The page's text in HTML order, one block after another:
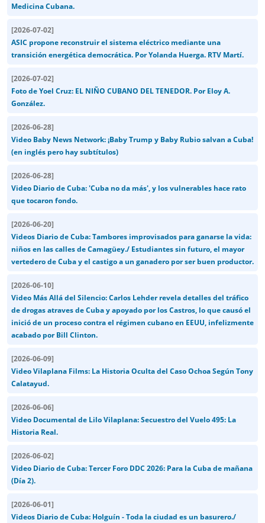
Medicina Cubana.
[2026-07-02]
ASIC propone reconstruir el sistema eléctrico mediante una
transición energética democrática. Por Yolanda Huerga. RTV Martí.
[2026-07-02]
Foto de Yoel Cruz: EL NIÑO CUBANO DEL TENEDOR. Por Eloy A.
González.
[2026-06-28]
Video Baby News Network: ¡Baby Trump y Baby Rubio salvan a Cuba!
(en inglés pero hay subtítulos)
[2026-06-28]
Video Diario de Cuba: 'Cuba no da más', y los vulnerables hace rato
que tocaron fondo.
[2026-06-20]
Videos Diario de Cuba: Tambores improvisados para ganarse la vida:
niños en las calles de Camagüey./ Estudiantes sin futuro, el mayor
vertedero de Cuba y el castigo a un ganadero por ser buen productor.
[2026-06-10]
Video Más Allá del Silencio: Carlos Lehder revela detalles del tráfico
de drogas atraves de Cuba y apoyado por los Castros, lo que causó el
inició de un proceso contra el régimen cubano en EEUU, infelizmente
acabado por Bill Clinton.
[2026-06-09]
Video Vilaplana Films: La Historia Oculta del Caso Ochoa Según Tony
Calatayud.
[2026-06-06]
Video Documental de Lilo Vilaplana: Secuestro del Vuelo 495: La
Historia Real.
[2026-06-02]
Video Diario de Cuba: Tercer Foro DDC 2026: Para la Cuba de mañana
(Día 2).
[2026-06-01]
Videos Diario de Cuba: Holguín - Toda la ciudad es un basurero./